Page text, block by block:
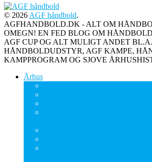
© 2026 AGF håndbold.
AGFHANDBOLD.DK - ALT OM
OMEGN! EN FED BLOG OM
AGF CUP OG ALT MULIGT ANDET BL.A.
HÅNDBOLDUDSTYR, AGF KAMPE,
KAMPPROGRAM OG SJOVE
Århus